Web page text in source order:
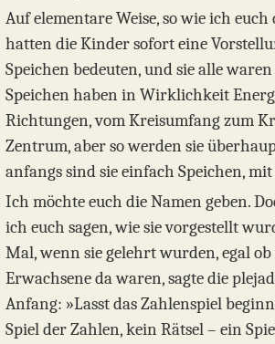
Auf elementare Weise, so wie ich euch
hatten die Kinder sofort eine
Speichen bedeuten, und sie alle
Speichen haben in Wirklichkeit
Richtungen, vom Kreisumfang zum
Zentrum, aber so werden sie
anfangs sind sie einfach Speichen,
Ich möchte euch die Namen geben.
ich euch sagen, wie sie vorgestellt
Mal, wenn sie gelehrt wurden, egal
Erwachsene da waren, sagte die
Anfang: »Lasst das Zahlenspiel
Spiel der Zahlen, kein Rätsel – ein